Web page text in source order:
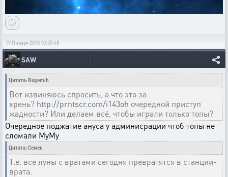
19 Января 2018 10:30:48
SAW
Цитата: Bogemih
Вот извиняюсь спросить, а что это за
хрень? http://prntscr.com/i143oh очередной приступ
жадности? Или делаем всё, чтобы играли только топы?
Очередное поджатие ануса у админисрации чтоб топы не
сломали МуМу
Цитата: Семен
Т.е. все луны с вратами сегодня превратятся в станции-
врата.